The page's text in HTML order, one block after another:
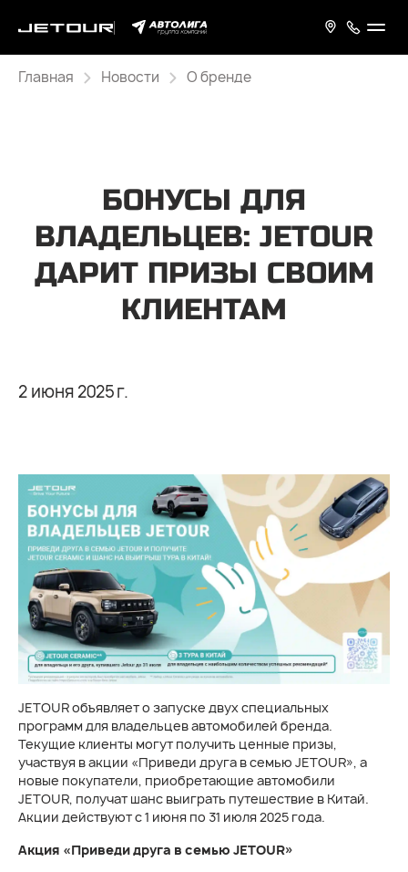
Главная Новости О бренде
БОНУСЫ ДЛЯ
ВЛАДЕЛЬЦЕВ: JETOUR
ДАРИТ ПРИЗЫ СВОИМ
КЛИЕНТАМ
2 июня 2025 г.
JETOUR объявляет о запуске двух специальных
программ для владельцев автомобилей бренда.
Текущие клиенты могут получить ценные призы,
участвуя в акции «Приведи друга в семью JETOUR», а
новые покупатели, приобретающие автомобили
JETOUR, получат шанс выиграть путешествие в Китай.
Акции действуют с 1 июня по 31 июля 2025 года.
Акция «Приведи друга в семью JETOUR»